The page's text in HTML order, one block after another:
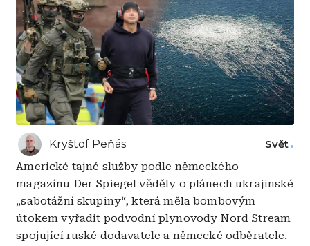
Kryštof Peňás Svět
Americké tajné služby podle německého
magazínu Der Spiegel věděly o plánech ukrajinské
„sabotážní skupiny“, která měla bombovým
útokem vyřadit podvodní plynovody Nord Stream
spojující ruské dodavatele a německé odběratele.